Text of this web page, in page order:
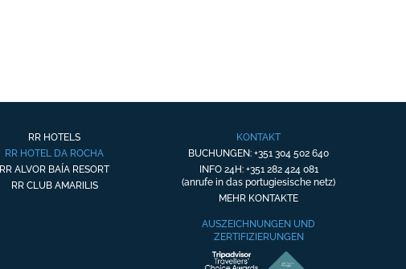
RR HOTELS
RR HOTEL DA ROCHA
RR ALVOR BAÍA RESORT
RR CLUB AMARILIS
KONTAKT
BUCHUNGEN: +351 304 502 640
INFO 24H: +351 282 424 081
(anrufe in das portugiesische netz)
MEHR KONTAKTE
AUSZEICHNUNGEN UND
ZERTIFIZIERUNGEN